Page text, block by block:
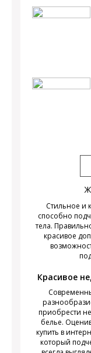
Стильное и
способно
тела.
красивое
Красивое
приобрести
белье.
купить в
который